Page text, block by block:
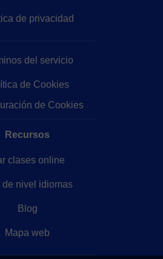
de privacidad
del servicio
de Cookies
de Cookies
Recursos
clases online
de nivel idiomas
Blog
Mapa web